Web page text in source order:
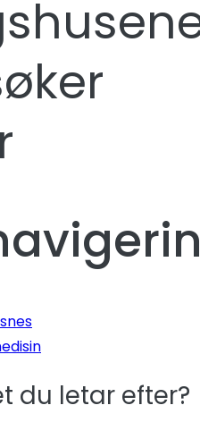
du letar efter?